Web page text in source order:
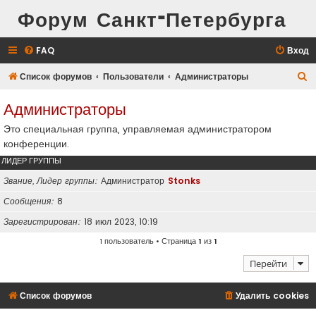
Форум Санкт-Петербурга
FAQ Вход
Список форумов Пользователи Администраторы
Администраторы
Это специальная группа, управляемая администратором
конференции.
ЛИДЕР ГРУППЫ
Звание, Лидер группы Администратор Stonks
Сообщения 8
Зарегистрирован 18 июл 2023, 10:19
1 пользователь • Страница1 из1
Перейти
Список форумов Удалить cookies